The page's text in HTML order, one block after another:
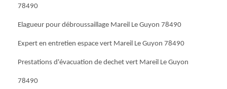
78490
Elagueur pour débroussaillage Mareil Le Guyon 78490
Expert en entretien espace vert Mareil Le Guyon 78490
Prestations d'évacuation de dechet vert Mareil Le Guyon
78490